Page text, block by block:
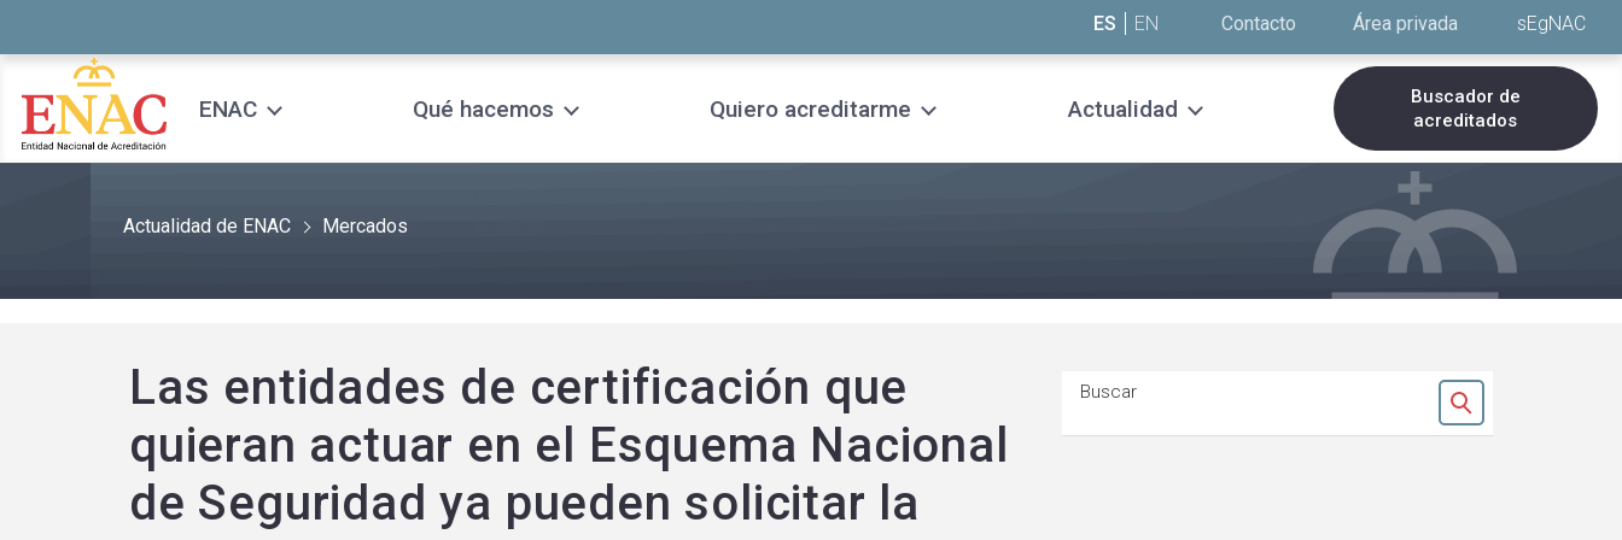
ES EN Contacto Área privada sEgNAC
ENAC Qué hacemos Quiero acreditarme Actualidad
Buscador de
acreditados
Actualidad de ENAC Mercados
Las entidades de certificación que
quieran actuar en el Esquema Nacional
de Seguridad ya pueden solicitar la
Buscar
Ok